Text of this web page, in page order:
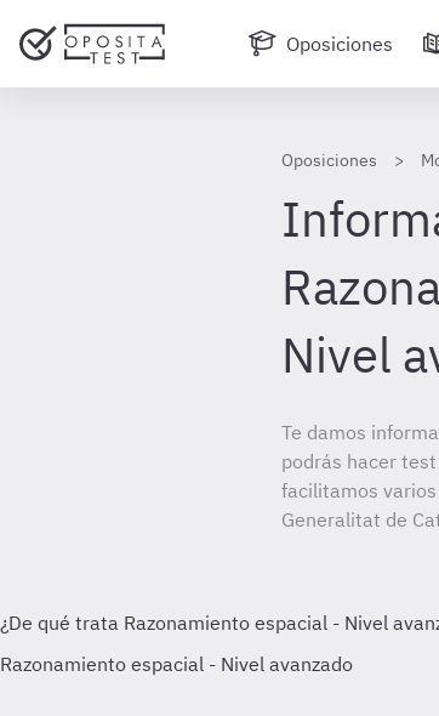
Oposiciones
Oposiciones
Nivel
Te damos
podrás hacer
facilitamos
Generalitat de